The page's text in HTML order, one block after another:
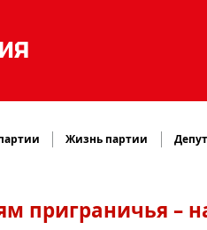
Жизнь партии
приграничья –